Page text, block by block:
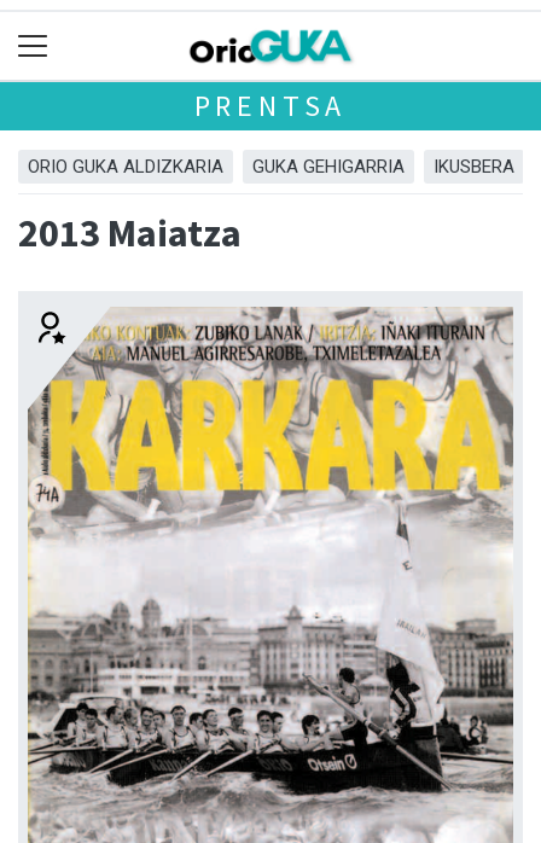
PRENTSA
ORIO GUKA ALDIZKARIA GUKA GEHIGARRIA IKUSBERA
2013 Maiatza